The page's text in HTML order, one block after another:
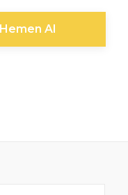
Hemen Al